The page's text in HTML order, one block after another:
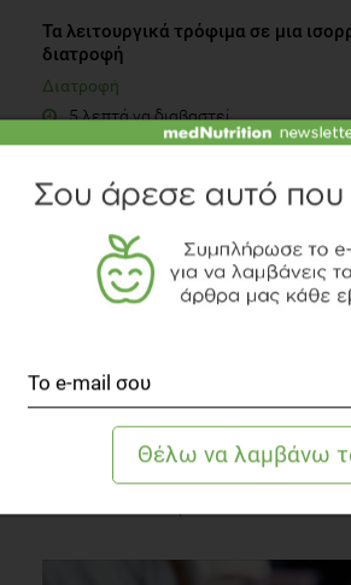
Τα λειτουργικά τρόφιμα σε μια
διατροφή
Διατροφή
5 λεπτά να διαβαστεί
Επιλόχεια κατάθλιψη και ωμέγα-3
Ψυχολογία